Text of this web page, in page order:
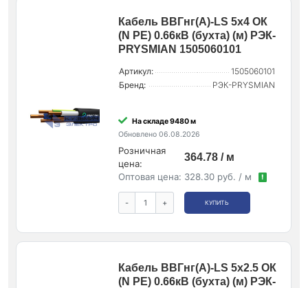
Кабель ВВГнг(А)-LS 5х4 ОК
(N PE) 0.66кВ (бухта) (м) РЭК-
PRYSMIAN 1505060101
Артикул:
1505060101
Бренд:
РЭК-PRYSMIAN
На складе 9480 м
Обновлено 06.08.2026
Розничная
цена:
364.78 / м
Оптовая цена: 328.30 руб. / м !
- + КУПИТЬ
Кабель ВВГнг(А)-LS 5х2.5 ОК
(N PE) 0.66кВ (бухта) (м) РЭК-